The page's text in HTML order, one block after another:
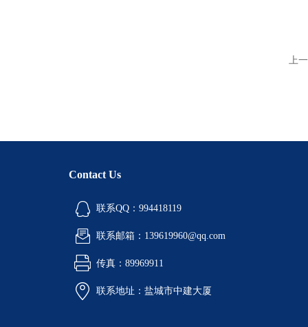
上
Contact Us
联系QQ：994418119
联系邮箱：139619960@qq.com
传真：89969911
联系地址：盐城市中建大厦